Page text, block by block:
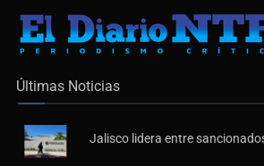
Últimas Noticias
Jalisco lidera entre